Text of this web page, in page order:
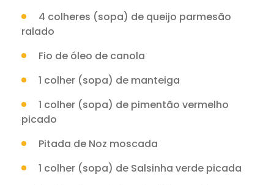
4 colheres (sopa) de queijo parmesão
ralado
Fio de óleo de canola
1 colher (sopa) de manteiga
1 colher (sopa) de pimentão vermelho
picado
Pitada de Noz moscada
1 colher (sopa) de Salsinha verde picada